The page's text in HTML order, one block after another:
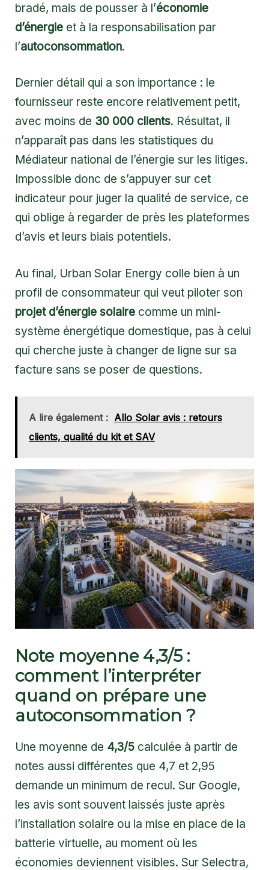
bradé, mais de pousser à l’économie
d’énergie et à la responsabilisation par
l’autoconsommation.
Dernier détail qui a son importance : le
fournisseur reste encore relativement petit,
avec moins de 30 000 clients. Résultat, il
n’apparaît pas dans les statistiques du
Médiateur national de l’énergie sur les litiges.
Impossible donc de s’appuyer sur cet
indicateur pour juger la qualité de service, ce
qui oblige à regarder de près les plateformes
d’avis et leurs biais potentiels.
Au final, Urban Solar Energy colle bien à un
profil de consommateur qui veut piloter son
projet d’énergie solaire comme un mini-
système énergétique domestique, pas à celui
qui cherche juste à changer de ligne sur sa
facture sans se poser de questions.
A lire également : Allo Solar avis : retours
clients, qualité du kit et SAV
Note moyenne 4,3/5 :
comment l’interpréter
quand on prépare une
autoconsommation ?
Une moyenne de 4,3/5 calculée à partir de
notes aussi différentes que 4,7 et 2,95
demande un minimum de recul. Sur Google,
les avis sont souvent laissés juste après
l’installation solaire ou la mise en place de la
batterie virtuelle, au moment où les
économies deviennent visibles. Sur Selectra,